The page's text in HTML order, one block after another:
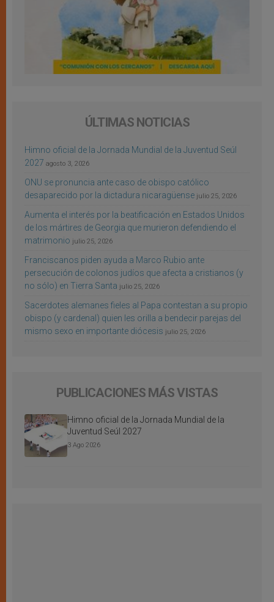
ÚLTIMAS NOTICIAS
Himno oficial de la Jornada Mundial de la Juventud Seúl
2027 agosto 3, 2026
ONU se pronuncia ante caso de obispo católico
desaparecido por la dictadura nicaragüense julio 25, 2026
Aumenta el interés por la beatificación en Estados Unidos
de los mártires de Georgia que murieron defendiendo el
matrimonio julio 25, 2026
Franciscanos piden ayuda a Marco Rubio ante
persecución de colonos judíos que afecta a cristianos (y
no sólo) en Tierra Santa julio 25, 2026
Sacerdotes alemanes fieles al Papa contestan a su propio
obispo (y cardenal) quien les orilla a bendecir parejas del
mismo sexo en importante diócesis julio 25, 2026
PUBLICACIONES MÁS VISTAS
Himno oficial de la Jornada Mundial de la
Juventud Seúl 2027
3 Ago 2026